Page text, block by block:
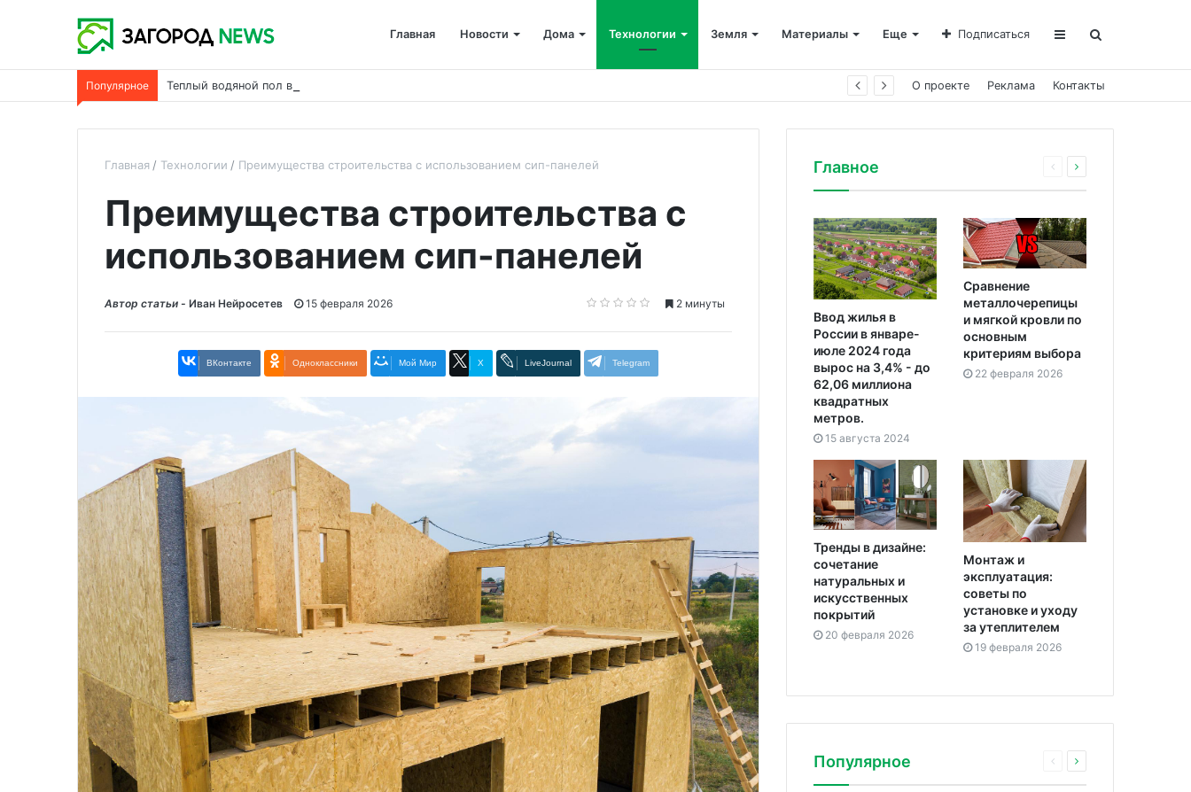
Главная Новости Дома Технологии Земля Материалы Еще Подписаться
Популярное Теплый водяной пол в каркасном дома О проекте Реклама Контакты
Главная Технологии Преимущества строительства с использованием сип-панелей
Преимущества строительства с
использованием сип-панелей
Автор статьи - Иван Нейросетев 15 февраля 2026 2 минуты
ВКонтакте Одноклассники Мой Мир X LiveJournal Telegram
Главное
Ввод жилья в
России в январе-
июле 2024 года
вырос на 3,4% - до
62,06 миллиона
квадратных
метров.
15 августа 2024
Сравнение
металлочерепицы
и мягкой кровли по
основным
критериям выбора
22 февраля 2026
Тренды в дизайне:
сочетание
натуральных и
искусственных
покрытий
20 февраля 2026
Монтаж и
эксплуатация:
советы по
установке и уходу
за утеплителем
19 февраля 2026
Популярное